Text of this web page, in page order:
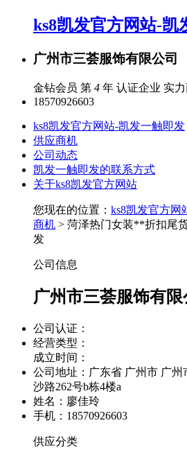
ks8凯发官方网站-凯
广州市三荟服饰有限公司
金钻会员 第 4 年 认证企业 实
18570926603
ks8凯发官方网站-凯发一触即发
供应商机
公司动态
凯发一触即发的联系方式
关于ks8凯发官方网站
您现在的位置： ks8凯发官方网
商机 > 菏泽热门女装**折扣尾
发
公司信息
广州市三荟服饰有限
公司认证：
经营类型：
成立时间：
公司地址： 广东省 广州市 广
沙路262号b栋4楼a
姓名：廖佳玲
手机：18570926603
供应分类